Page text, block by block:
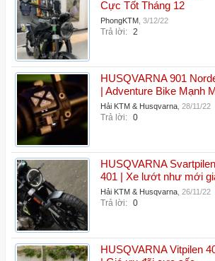
Cực Tốt Tháng 12
PhongKTM 3/12/22
Trả lời: 2
HUSQVARNA 901
| Adventure Bike Mạnh
Hải KTM & Husqvarna 28/11/22
Trả lời: 0
HUSQVARNA Svartpilen
401 | Xe lướt như mới
Hải KTM & Husqvarna 26/11/22
Trả lời: 0
HUSQVARNA Vitpilen